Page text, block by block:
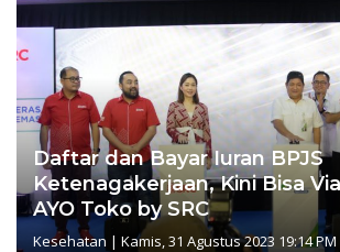
Daftar dan Bayar Iuran BPJS
Ketenagakerjaan, Kini Bisa
AYO Toko by SRC
Kesehatan | Kamis, 31 Agustus 2023 19:14 PM